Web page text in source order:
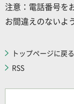
注意：電話番号を
お間違えのないよ
トップページに戻る
RSS